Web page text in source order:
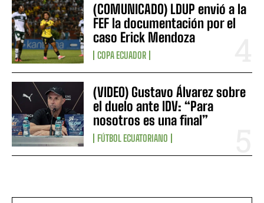
(COMUNICADO) LDUP envió a la
FEF la documentación por el
caso Erick Mendoza
COPA ECUADOR
(VIDEO) Gustavo Álvarez sobre
el duelo ante IDV: “Para
nosotros es una final”
FÚTBOL ECUATORIANO